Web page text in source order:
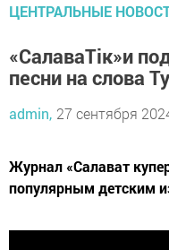
ЦЕНТРАЛЬНЫЕ
«СалаваТік»и
песни на слова
admin, 27 сентября
Журнал «Салават
популярным детским